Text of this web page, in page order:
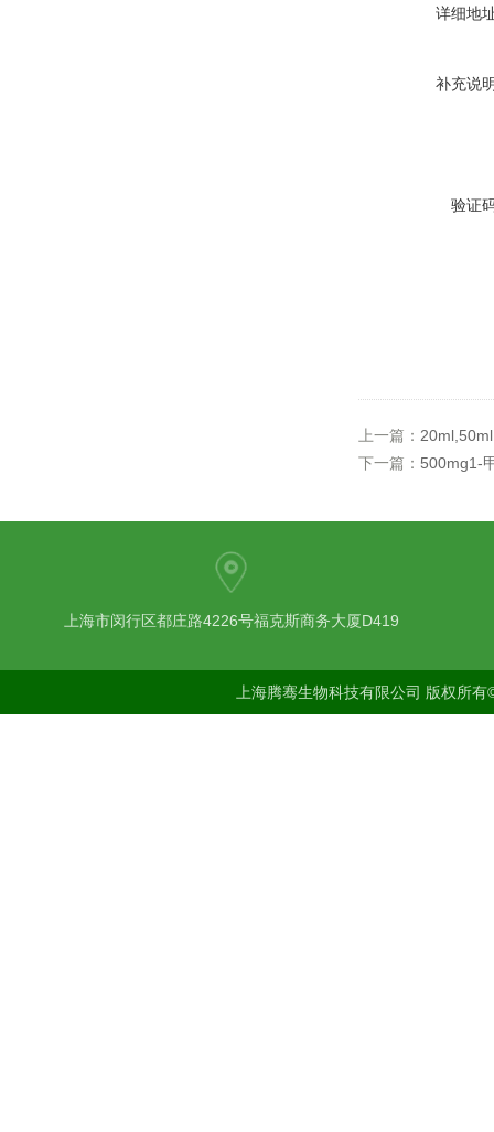
详细地
补充说
验证
上一篇：
下一篇： 500mg1-
上海市闵行区都庄路4226号福克斯商务大厦D419
上海腾骞生物科技有限公司 版权所